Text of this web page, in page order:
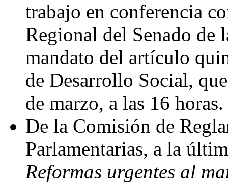
trabajo en conferencia
Regional del Senado de
mandato del artículo
de Desarrollo Social,
de marzo, a las 16 horas.
De la Comisión de
Parlamentarias, a la
Reformas urgentes al